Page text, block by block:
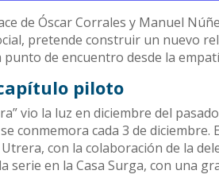
de Óscar Corrales y Manuel
pretende construir un nuevo
punto de encuentro desde la
piloto
vio la luz en diciembre del
conmemora cada 3 de
con la colaboración de la
serie en la Casa Surga, con una